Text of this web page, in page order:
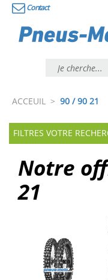
Contact
ACCEUIL > 90 / 90 21
FILTRES VOTRE
Notre
21